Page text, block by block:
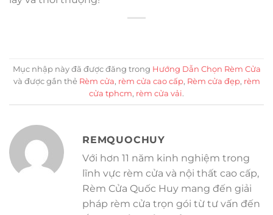
Mục nhập này đã được đăng trong Hướng Dẫn Chọn Rèm Cửa
và được gắn thẻ Rèm cửa, rèm cửa cao cấp, Rèm cửa đẹp, rèm
cửa tphcm, rèm cửa vải.
REMQUOCHUY
Với hơn 11 năm kinh nghiệm trong
lĩnh vực rèm cửa và nội thất cao cấp,
Rèm Cửa Quốc Huy mang đến giải
pháp rèm cửa trọn gói từ tư vấn đến